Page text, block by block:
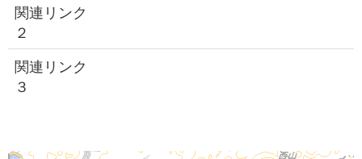
関連リンク
２
関連リンク
３